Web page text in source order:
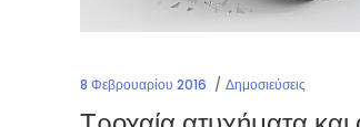
8 Φεβρουαρίου 2016 Δημοσιεύσεις